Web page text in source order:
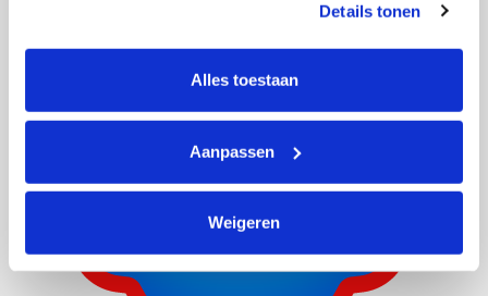
tonen. Je kunt je toestemming op elk moment wijzigen of
intrekken via Cookie instellingen onderaan de pagina. De
lijst met cookies is te vinden in het tabblad “details”.
Details tonen
Alles toestaan
Aanpassen
Weigeren